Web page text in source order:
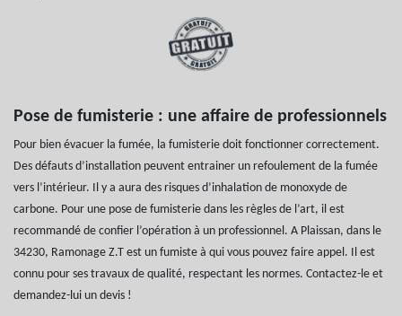
Pose de fumisterie : une affaire de professionnels
Pour bien évacuer la fumée, la fumisterie doit fonctionner correctement.
Des défauts d’installation peuvent entrainer un refoulement de la fumée
vers l’intérieur. Il y a aura des risques d’inhalation de monoxyde de
carbone. Pour une pose de fumisterie dans les règles de l’art, il est
recommandé de confier l’opération à un professionnel. A Plaissan, dans le
34230, Ramonage Z.T est un fumiste à qui vous pouvez faire appel. Il est
connu pour ses travaux de qualité, respectant les normes. Contactez-le et
demandez-lui un devis !